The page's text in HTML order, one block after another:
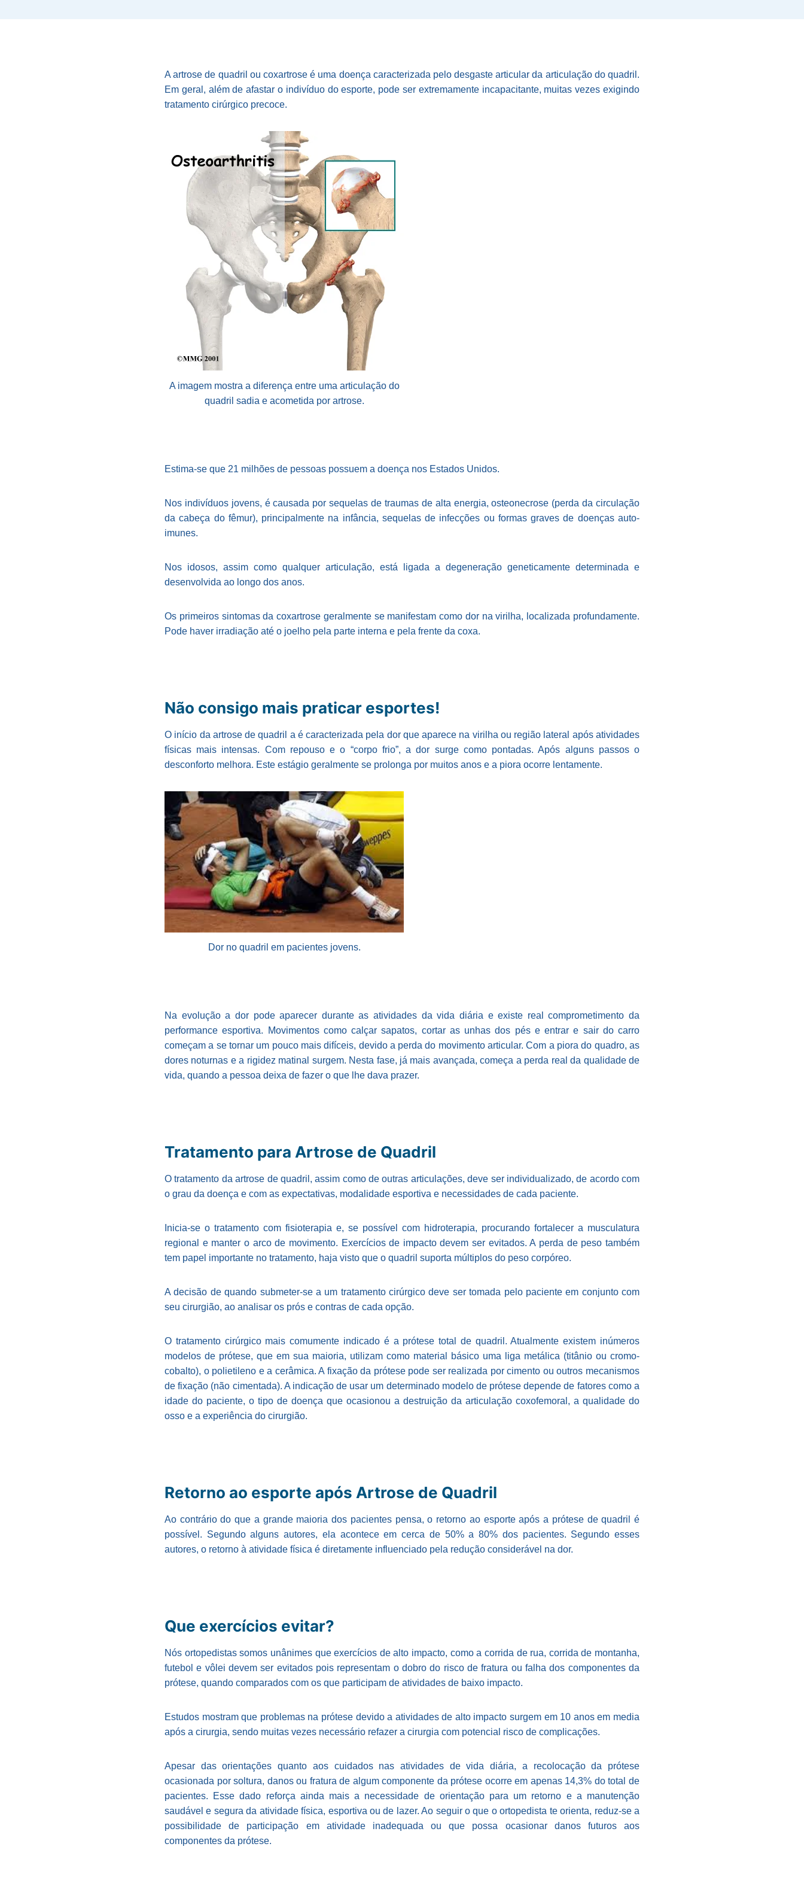
A artrose de quadril ou coxartrose é uma doença caracterizada pelo desgaste articular da articulação do quadril.
Em geral, além de afastar o indivíduo do esporte, pode ser extremamente incapacitante, muitas vezes exigindo
tratamento cirúrgico precoce.
A imagem mostra a diferença entre uma articulação do
quadril sadia e acometida por artrose.
Estima-se que 21 milhões de pessoas possuem a doença nos Estados Unidos.
Nos indivíduos jovens, é causada por sequelas de traumas de alta energia, osteonecrose (perda da circulação
da cabeça do fêmur), principalmente na infância, sequelas de infecções ou formas graves de doenças auto-
imunes.
Nos idosos, assim como qualquer articulação, está ligada a degeneração geneticamente determinada e
desenvolvida ao longo dos anos.
Os primeiros sintomas da coxartrose geralmente se manifestam como dor na virilha, localizada profundamente.
Pode haver irradiação até o joelho pela parte interna e pela frente da coxa.
Não consigo mais praticar esportes!
O início da artrose de quadril a é caracterizada pela dor que aparece na virilha ou região lateral após atividades
físicas mais intensas. Com repouso e o “corpo frio”, a dor surge como pontadas. Após alguns passos o
desconforto melhora. Este estágio geralmente se prolonga por muitos anos e a piora ocorre lentamente.
Dor no quadril em pacientes jovens.
Na evolução a dor pode aparecer durante as atividades da vida diária e existe real comprometimento da
performance esportiva. Movimentos como calçar sapatos, cortar as unhas dos pés e entrar e sair do carro
começam a se tornar um pouco mais difíceis, devido a perda do movimento articular. Com a piora do quadro, as
dores noturnas e a rigidez matinal surgem. Nesta fase, já mais avançada, começa a perda real da qualidade de
vida, quando a pessoa deixa de fazer o que lhe dava prazer.
Tratamento para Artrose de Quadril
O tratamento da artrose de quadril, assim como de outras articulações, deve ser individualizado, de acordo com
o grau da doença e com as expectativas, modalidade esportiva e necessidades de cada paciente.
Inicia-se o tratamento com fisioterapia e, se possível com hidroterapia, procurando fortalecer a musculatura
regional e manter o arco de movimento. Exercícios de impacto devem ser evitados. A perda de peso também
tem papel importante no tratamento, haja visto que o quadril suporta múltiplos do peso corpóreo.
A decisão de quando submeter-se a um tratamento cirúrgico deve ser tomada pelo paciente em conjunto com
seu cirurgião, ao analisar os prós e contras de cada opção.
O tratamento cirúrgico mais comumente indicado é a prótese total de quadril. Atualmente existem inúmeros
modelos de prótese, que em sua maioria, utilizam como material básico uma liga metálica (titânio ou cromo-
cobalto), o polietileno e a cerâmica. A fixação da prótese pode ser realizada por cimento ou outros mecanismos
de fixação (não cimentada). A indicação de usar um determinado modelo de prótese depende de fatores como a
idade do paciente, o tipo de doença que ocasionou a destruição da articulação coxofemoral, a qualidade do
osso e a experiência do cirurgião.
Retorno ao esporte após Artrose de Quadril
Ao contrário do que a grande maioria dos pacientes pensa, o retorno ao esporte após a prótese de quadril é
possível. Segundo alguns autores, ela acontece em cerca de 50% a 80% dos pacientes. Segundo esses
autores, o retorno à atividade física é diretamente influenciado pela redução considerável na dor.
Que exercícios evitar?
Nós ortopedistas somos unânimes que exercícios de alto impacto, como a corrida de rua, corrida de montanha,
futebol e vôlei devem ser evitados pois representam o dobro do risco de fratura ou falha dos componentes da
prótese, quando comparados com os que participam de atividades de baixo impacto.
Estudos mostram que problemas na prótese devido a atividades de alto impacto surgem em 10 anos em media
após a cirurgia, sendo muitas vezes necessário refazer a cirurgia com potencial risco de complicações.
Apesar das orientações quanto aos cuidados nas atividades de vida diária, a recolocação da prótese
ocasionada por soltura, danos ou fratura de algum componente da prótese ocorre em apenas 14,3% do total de
pacientes. Esse dado reforça ainda mais a necessidade de orientação para um retorno e a manutenção
saudável e segura da atividade física, esportiva ou de lazer. Ao seguir o que o ortopedista te orienta, reduz-se a
possibilidade de participação em atividade inadequada ou que possa ocasionar danos futuros aos
componentes da prótese.